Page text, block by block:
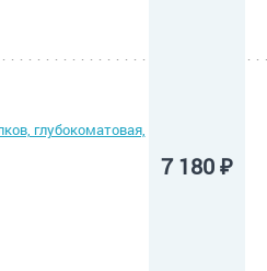
глубокоматовая,
7 180 ₽